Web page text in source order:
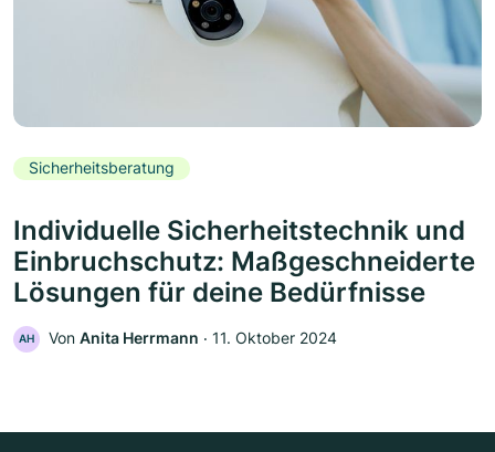
Sicherheitsberatung
Individuelle Sicherheitstechnik und
Einbruchschutz: Maßgeschneiderte
Lösungen für deine Bedürfnisse
AH Von Anita Herrmann ‧ 11. Oktober 2024